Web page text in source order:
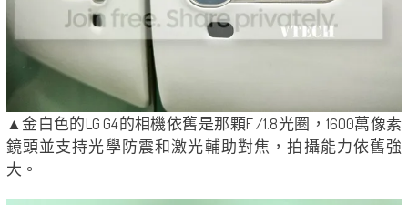
▲金白色的LG G4的相機依舊是那顆F /1.8光圈，1600萬像素
鏡頭並支持光學防震和激光輔助對焦，拍攝能力依舊強
大。